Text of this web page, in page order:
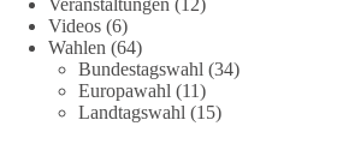
Facebook:
https://www.facebook.com/groups/
Instragram:
https://www.instagram.com/
Tiktok: https://www.tiktok.com/
Videos (6)
Wahlen (64)
Bundestagswahl (34)
Europawahl (11)
Landtagswahl (15)